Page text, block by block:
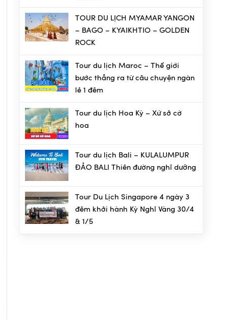
TOUR DU LỊCH MYAMAR YANGON
– BAGO – KYAIKHTIO – GOLDEN
ROCK
Tour du lịch Maroc – Thế giới
bước thẳng ra từ câu chuyện ngàn
lẻ 1 đêm
Tour du lịch Hoa Kỳ – Xứ sở cờ
hoa
Tour du lịch Bali – KULALUMPUR
ĐẢO BALI Thiên đường nghỉ dưỡng
Tour Du Lịch Singapore 4 ngày 3
đêm khởi hành Kỳ Nghỉ Vàng 30/4
& 1/5